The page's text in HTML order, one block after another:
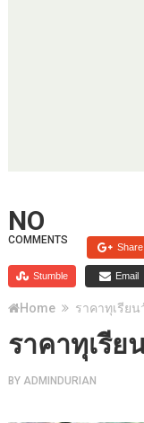
NO
COMMENTS
Share
Stumble Email
Home ราคาทุเรีย
ราคาทุเรีย
BY ADMINDURIAN